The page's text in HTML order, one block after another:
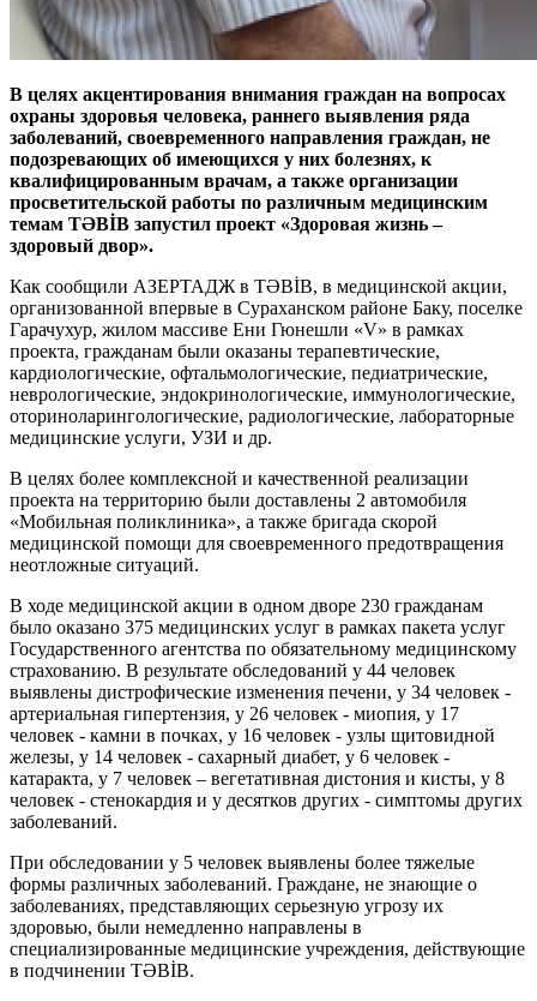
В целях акцентирования внимания граждан на вопросах
охраны здоровья человека, раннего выявления ряда
заболеваний, своевременного направления граждан, не
подозревающих об имеющихся у них болезнях, к
квалифицированным врачам, а также организации
просветительской работы по различным медицинским
темам TƏBİB запустил проект «Здоровая жизнь –
здоровый двор».
Как сообщили АЗЕРТАДЖ в TƏBİB, в медицинской акции,
организованной впервые в Сураханском районе Баку, поселке
Гарачухур, жилом массиве Ени Гюнешли «V» в рамках
проекта, гражданам были оказаны терапевтические,
кардиологические, офтальмологические, педиатрические,
неврологические, эндокринологические, иммунологические,
оториноларингологические, радиологические, лабораторные
медицинские услуги, УЗИ и др.
В целях более комплексной и качественной реализации
проекта на территорию были доставлены 2 автомобиля
«Мобильная поликлиника», а также бригада скорой
медицинской помощи для своевременного предотвращения
неотложные ситуаций.
В ходе медицинской акции в одном дворе 230 гражданам
было оказано 375 медицинских услуг в рамках пакета услуг
Государственного агентства по обязательному медицинскому
страхованию. В результате обследований у 44 человек
выявлены дистрофические изменения печени, у 34 человек -
артериальная гипертензия, у 26 человек - миопия, у 17
человек - камни в почках, у 16 человек - узлы щитовидной
железы, у 14 человек - сахарный диабет, у 6 человек -
катаракта, у 7 человек – вегетативная дистония и кисты, у 8
человек - стенокардия и у десятков других - симптомы других
заболеваний.
При обследовании у 5 человек выявлены более тяжелые
формы различных заболеваний. Граждане, не знающие о
заболеваниях, представляющих серьезную угрозу их
здоровью, были немедленно направлены в
специализированные медицинские учреждения, действующие
в подчинении TƏBİB.